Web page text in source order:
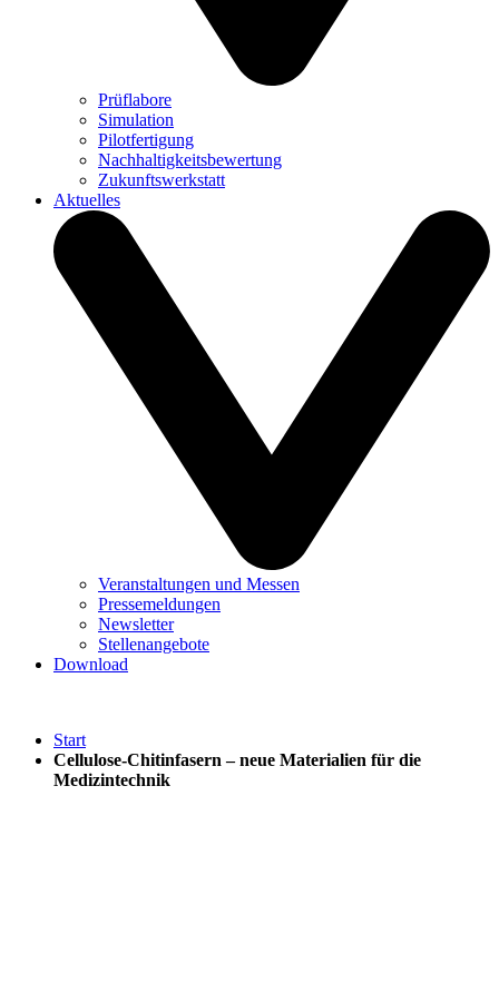
Prüflabore
Simulation
Pilotfertigung
Nachhaltigkeitsbewertung
Zukunftswerkstatt
Aktuelles
Veranstaltungen und Messen
Pressemeldungen
Newsletter
Stellenangebote
Download
Start
Cellulose-Chitinfasern – neue Materialien für die
Medizintechnik